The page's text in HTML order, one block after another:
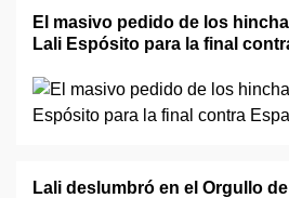
El masivo pedido de los
Lali Espósito para la final
Lali deslumbró en el Orgullo